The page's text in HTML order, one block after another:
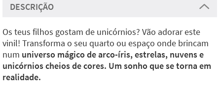
DESCRIÇÃO
Os teus filhos gostam de unicórnios? Vão adorar este
vinil! Transforma o seu quarto ou espaço onde brincam
num universo mágico de arco-íris, estrelas, nuvens e
unicórnios cheios de cores. Um sonho que se torna em
realidade.